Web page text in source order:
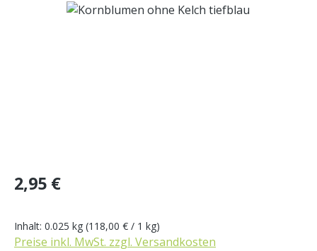
Bildergalerie überspringen
Regulärer Preis:
2,95 €
Inhalt: 0.025 kg (118,00 € / 1 kg)
Preise inkl. MwSt. zzgl. Versandkosten